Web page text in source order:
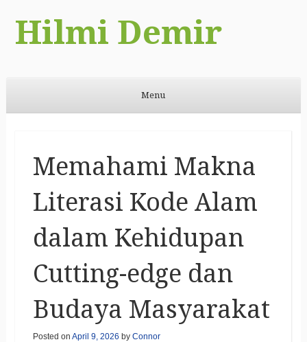
Hilmi Demir
Menu
Memahami Makna
Literasi Kode Alam
dalam Kehidupan
Cutting-edge dan
Budaya Masyarakat
Posted on April 9, 2026 by Connor